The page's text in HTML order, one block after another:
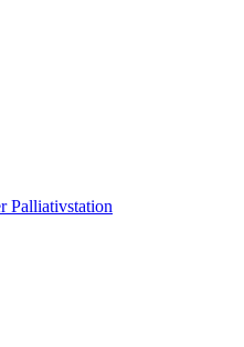
Palliativstation